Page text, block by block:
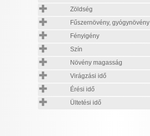
Zöldség
Fűszernövény, gyógynövény
Fényigény
Szín
Növény magasság
Virágzási idő
Érési idő
Ültetési idő